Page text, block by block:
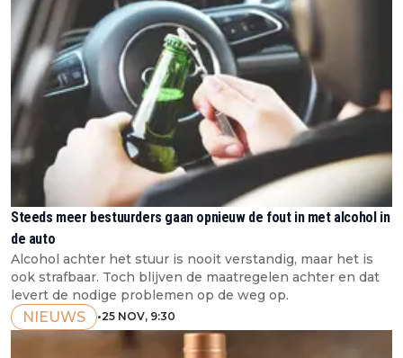
Steeds meer bestuurders gaan opnieuw de fout in met alcohol in
de auto
Alcohol achter het stuur is nooit verstandig, maar het is
ook strafbaar. Toch blijven de maatregelen achter en dat
levert de nodige problemen op de weg op.
NIEUWS •25 NOV, 9:30